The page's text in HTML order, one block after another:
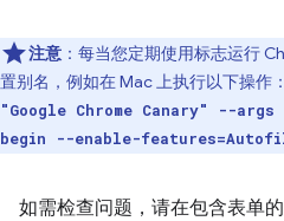
注意 ：每当您定期使用标志运行
置别名，例如在 Mac 上执行以下操作：
"Google Chrome Canary" --
begin --enable-
如需检查问题，请在包含表单